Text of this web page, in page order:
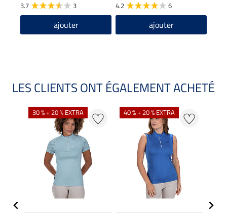
3.7 3
ajouter
4.2 6
ajouter
LES CLIENTS ONT ÉGALEMENT ACHETÉ
30 % + 20 % EXTRA 40 % + 20 % EXTRA